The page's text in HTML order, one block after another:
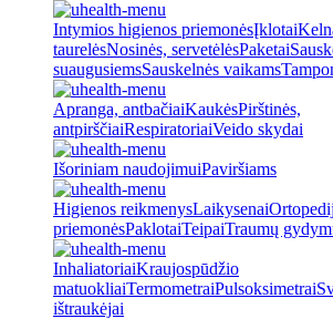
Intymios higienos priemonėsĮklotai
taurelėsNosinės, servetėlėsPaketai
suaugusiemsSauskelnės vaikams
Apranga, antbačiaiKaukėsPirštinės,
antpirščiaiRespiratoriaiVeido skydai
Išoriniam naudojimuiPaviršiams
Higienos reikmenysLaikysenai
priemonėsPaklotaiTeipaiTraumų
InhaliatoriaiKraujospūdžio
matuokliaiTermometraiPulsoksimetrai
ištraukėjai